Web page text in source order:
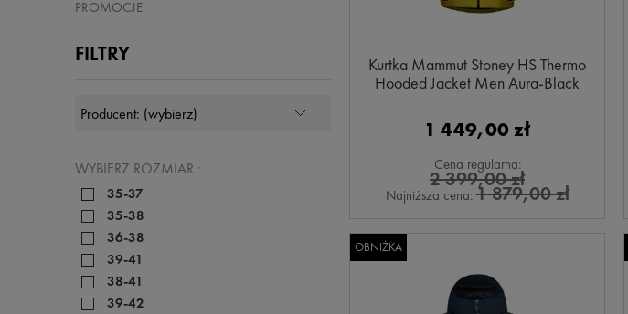
PROMOCJE
FILTRY
WYBIERZ ROZMIAR :
35-37
35-38
36-38
39-41
38-41
39-42
Kurtka Mammut Stoney HS Thermo
Hooded Jacket Men Aura-Black
1 449,00 zł
Cena regularna:
2 399,00 zł
Najniższa cena:1 879,00 zł
OBNIŻKA